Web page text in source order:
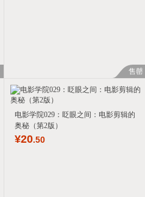
售罄
电影学院029：眨眼之间：电影剪辑的
奥秘（第2版）
¥20.50